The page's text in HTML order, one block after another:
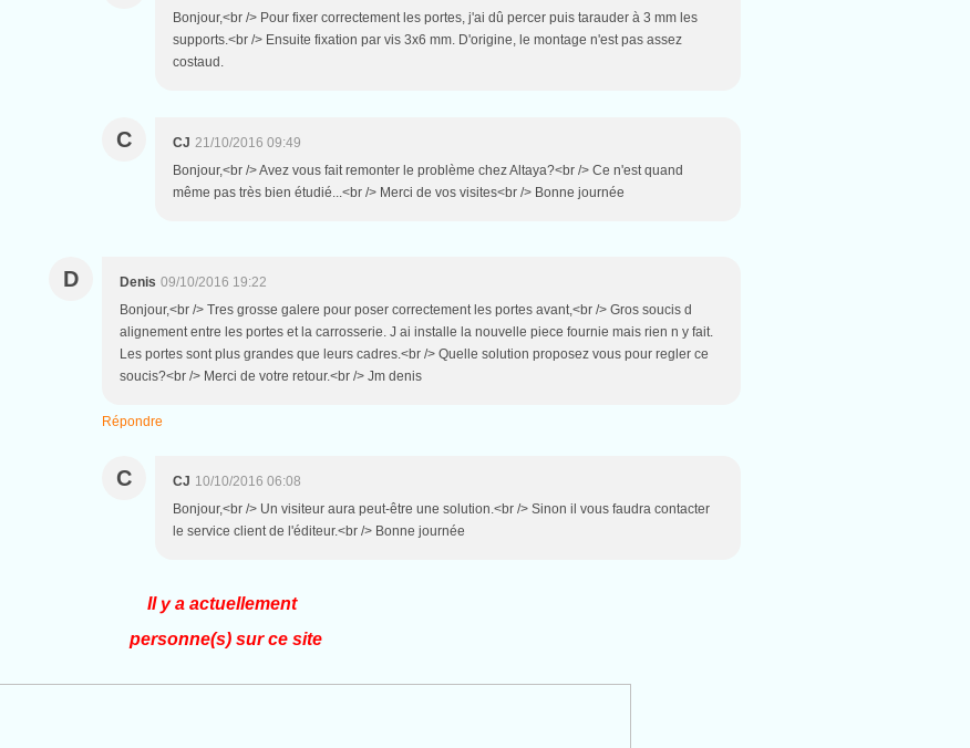
Bonjour,<br /> Pour fixer correctement les portes, j'ai dû percer puis tarauder à 3 mm les
supports.<br /> Ensuite fixation par vis 3x6 mm. D'origine, le montage n'est pas assez
costaud.
C CJ 21/10/2016 09:49
Bonjour,<br /> Avez vous fait remonter le problème chez Altaya?<br /> Ce n'est quand
même pas très bien étudié...<br /> Merci de vos visites<br /> Bonne journée
D Denis 09/10/2016 19:22
Bonjour,<br /> Tres grosse galere pour poser correctement les portes avant,<br /> Gros soucis d
alignement entre les portes et la carrosserie. J ai installe la nouvelle piece fournie mais rien n y fait.
Les portes sont plus grandes que leurs cadres.<br /> Quelle solution proposez vous pour regler ce
soucis?<br /> Merci de votre retour.<br /> Jm denis
Répondre
C CJ 10/10/2016 06:08
Bonjour,<br /> Un visiteur aura peut-être une solution.<br /> Sinon il vous faudra contacter
le service client de l'éditeur.<br /> Bonne journée
Il y a actuellement
personne(s) sur ce site